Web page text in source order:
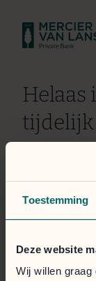
Toestemming
Deze website
Wij willen graag
Helaas
tijdelijk
Wij doen er